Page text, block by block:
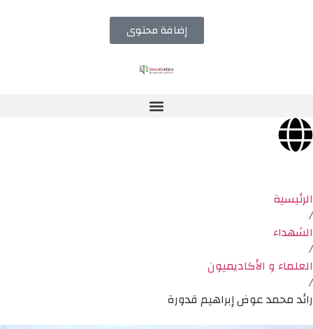
إضافة محتوى
الرئيسية
/
الشهداء
/
العلماء و الأكاديميون
/
رائد محمد عوض إبراهيم قدورة